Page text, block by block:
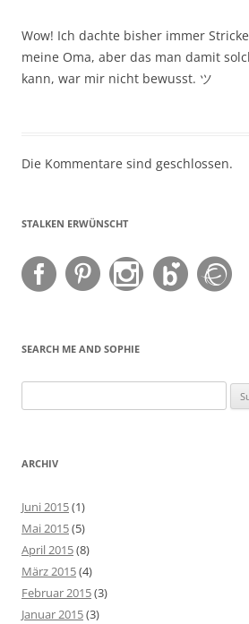
Wow! Ich dachte bisher immer
meine Oma, aber das man damit
kann, war mir nicht bewusst. ツ
Die Kommentare sind geschlossen.
STALKEN ERWÜNSCHT
SEARCH ME AND SOPHIE
nach:
ARCHIV
Juni 2015(1)
Mai 2015(5)
April 2015(8)
März 2015(4)
Februar 2015(3)
Januar 2015(3)